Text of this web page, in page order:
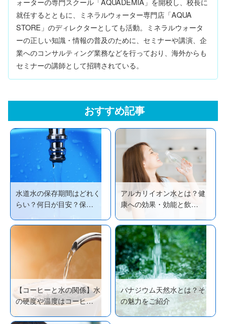
就任するとともに、ミネラルウォーター専門店「AQUA
STORE」のディレクターとしても活動。ミネラルウォータ
ーの正しい知識・情報の普及のために、セミナーや講演、企
業へのコンサルティング業務などを行っており、海外からも
セミナーの講師として招聘されている。
おすすめ記事
水道水の保存期間はどれく
らい？何日が目安？保…
アルカリイオン水とは？健
康への効果・効能と飲…
【コーヒーと水の関係】水
の硬度や温度はコーヒ…
バナジウム天然水とは？そ
の魅力をご紹介